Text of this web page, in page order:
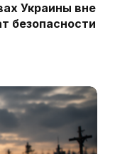
Украины вне
безопасности